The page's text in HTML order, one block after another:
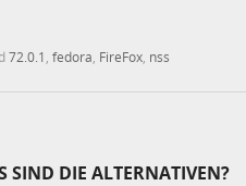
72.0.1 fedora FireFox nss
SIND DIE ALTERNATIVEN?